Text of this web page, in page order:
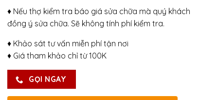
♦ Nếu thợ kiểm tra báo giá sửa chữa mà quý khách
đồng ý sửa chữa. Sẽ không tính phí kiểm tra.
♦ Khảo sát tư vấn miễn phí tận nơi
♦ Giá tham khảo chỉ từ 100K
GỌI NGAY